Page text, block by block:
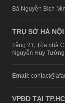
Bà Nguyễn Bích
TRỤ SỞ HÀ NỘI
Tầng 21, Tòa nhà
Nguyễn Huy
Email:
VPĐD TẠI